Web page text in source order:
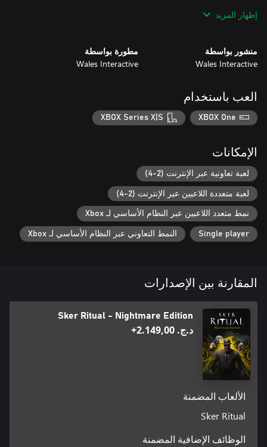
• Explore free reward systems ‘Dread Levels’ and ‘Sker Pass’
إظهار المزيد
منشور بواسطة
Wales Interactive
مطورة بواسطة
Wales Interactive
العب باستخدام
XBOX One
XBOX Series X|S
الإمكانات
لعبة تعاونية عبر الإنترنت (2-4)
لعبة متعددة اللاعبين عبر الإنترنت (2-4)
نمط متعدد اللاعبين عبر النظام الأساسي لـ Xbox
Single player النمط التعاوني عبر النظام الأساسي لـ Xbox
المقارنة بين الإصدارات
Sker Ritual - Nightmare Edition
د.ج.‏ 2.149,00+
الألعاب المضمنة
Sker Ritual
الوظائف الإضافية المضمنة